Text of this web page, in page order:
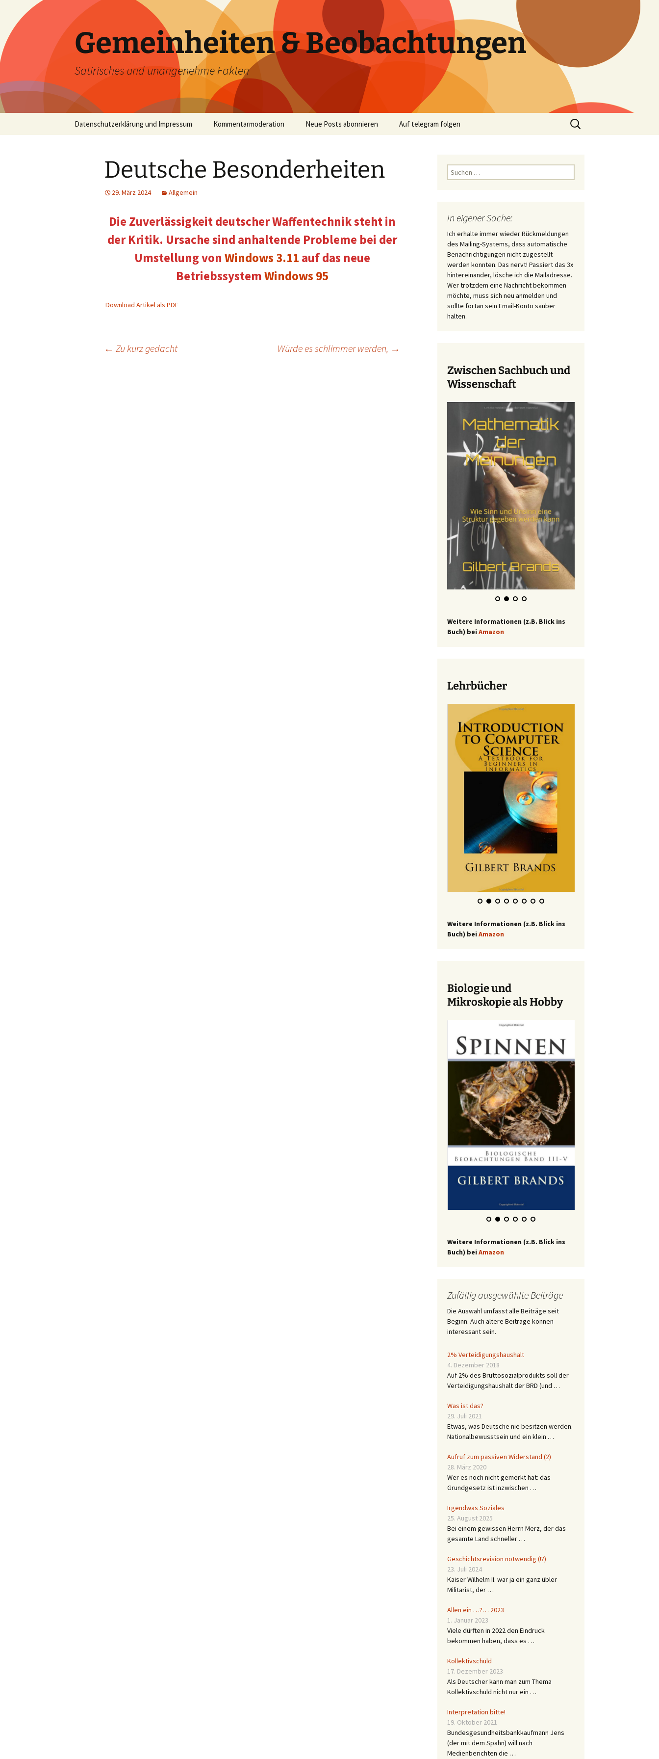
Inhalt
springen
Gemeinheiten & Beobachtungen
Satirisches und unangenehme Fakten
Datenschutzerklärung und Impressum Kommentarmoderation Neue Posts abonnieren Auf telegram folgen
Suchen
nach:
Deutsche Besonderheiten
29. März 2024 Allgemein
Die Zuverlässigkeit deutscher Waffentechnik steht in
der Kritik. Ursache sind anhaltende Probleme bei der
Umstellung von Windows 3.11 auf das neue
BetriebssystemWindows 95
Download Artikel als PDF
Beitragsnavigation
← Zu kurz gedacht Würde es schlimmer werden, →
Suchen
nach:
In eigener Sache:
Ich erhalte immer wieder Rückmeldungen
des Mailing-Systems, dass automatische
Benachrichtigungen nicht zugestellt
werden konnten. Das nervt! Passiert das 3x
hintereinander, lösche ich die Mailadresse.
Wer trotzdem eine Nachricht bekommen
möchte, muss sich neu anmelden und
sollte fortan sein Email-Konto sauber
halten.
Zwischen Sachbuch und
Wissenschaft
Weitere Informationen (z.B. Blick ins
Buch) bei Amazon
Lehrbücher
Weitere Informationen (z.B. Blick ins
Buch) bei Amazon
Biologie und
Mikroskopie als Hobby
Weitere Informationen (z.B. Blick ins
Buch) bei Amazon
Zufällig ausgewählte Beiträge
Die Auswahl umfasst alle Beiträge seit
Beginn. Auch ältere Beiträge können
interessant sein.
2% Verteidigungshaushalt
4. Dezember 2018
Auf 2% des Bruttosozialprodukts soll der
Verteidigungshaushalt der BRD (und …
Was ist das?
29. Juli 2021
Etwas, was Deutsche nie besitzen werden.
Nationalbewusstsein und ein klein …
Aufruf zum passiven Widerstand (2)
28. März 2020
Wer es noch nicht gemerkt hat: das
Grundgesetz ist inzwischen …
Irgendwas Soziales
25. August 2025
Bei einem gewissen Herrn Merz, der das
gesamte Land schneller …
Geschichtsrevision notwendig (!?)
23. Juli 2024
Kaiser Wilhelm II. war ja ein ganz übler
Militarist, der …
Allen ein …?… 2023
1. Januar 2023
Viele dürften in 2022 den Eindruck
bekommen haben, dass es …
Kollektivschuld
17. Dezember 2023
Als Deutscher kann man zum Thema
Kollektivschuld nicht nur ein …
Interpretation bitte!
19. Oktober 2021
Bundesgesundheitsbankkaufmann Jens
(der mit dem Spahn) will nach
Medienberichten die …